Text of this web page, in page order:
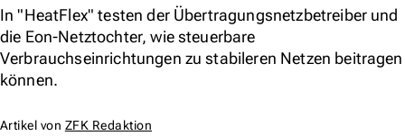
In "HeatFlex" testen der Übertragungsnetzbetreiber und
die Eon-Netztochter, wie steuerbare
Verbrauchseinrichtungen zu stabileren Netzen beitragen
können.
Artikel von ZFK Redaktion